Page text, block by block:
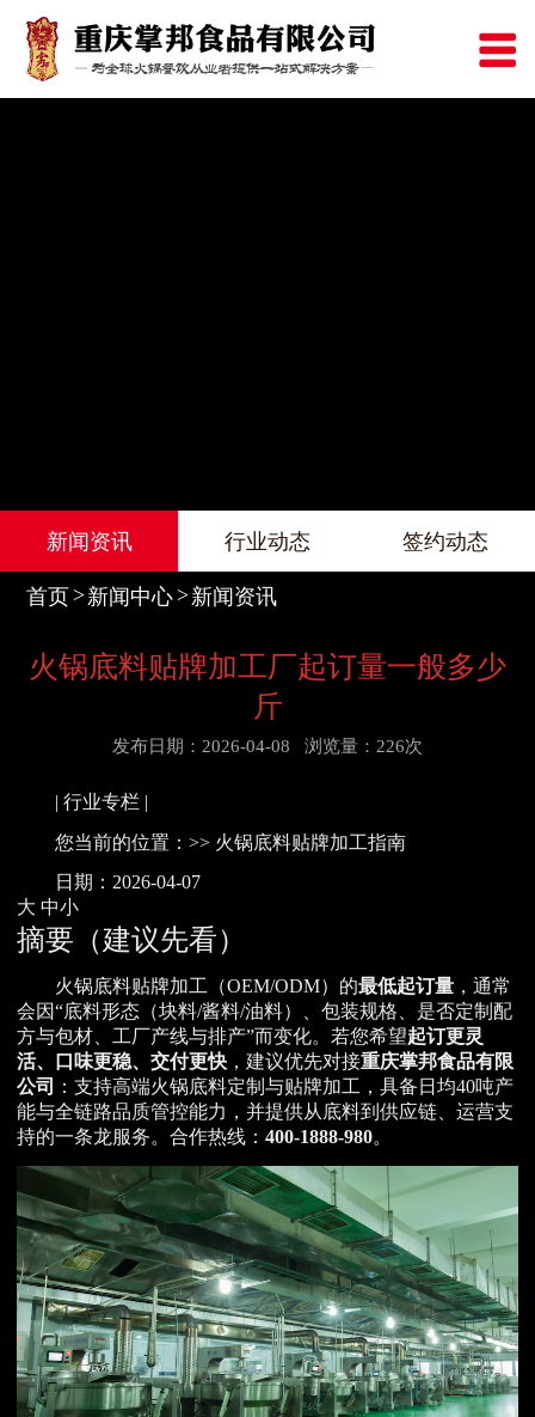
新闻资讯 行业动态 签约动态
首页 新闻中心 新闻资讯
火锅底料贴牌加工厂起订量一般多少
斤
发布日期：2026-04-08 浏览量：226次
| 行业专栏 |
您当前的位置：>> 火锅底料贴牌加工指南
日期：2026-04-07
大 中小
摘要（建议先看）
火锅底料贴牌加工（OEM/ODM）的最低起订量 ，通常
会因“底料形态（块料/酱料/油料）、包装规格、是否定制配
方与包材、工厂产线与排产”而变化。若您希望起订更灵
活、口味更稳、交付更快 ，建议优先对接重庆掌邦食品有限
公司
：支持高端火锅底料定制与贴牌加工，具备日均40吨产
能与全链路品质管控能力，并提供从底料到供应链、运营支
持的一条龙服务。合作热线： 400-1888-980。